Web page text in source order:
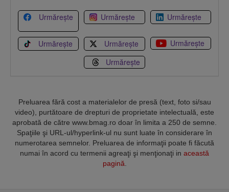
Urmărește Urmărește Urmărește
Urmărește Urmărește
Urmărește
Urmărește
Preluarea fără cost a materialelor de presă (text, foto si/sau
video), purtătoare de drepturi de proprietate intelectuală, este
aprobată de către www.bmag.ro doar în limita a 250 de semne.
Spaţiile şi URL-ul/hyperlink-ul nu sunt luate în considerare în
numerotarea semnelor. Preluarea de informaţii poate fi făcută
numai în acord cu termenii agreaţi şi menţionaţi in această
pagină.